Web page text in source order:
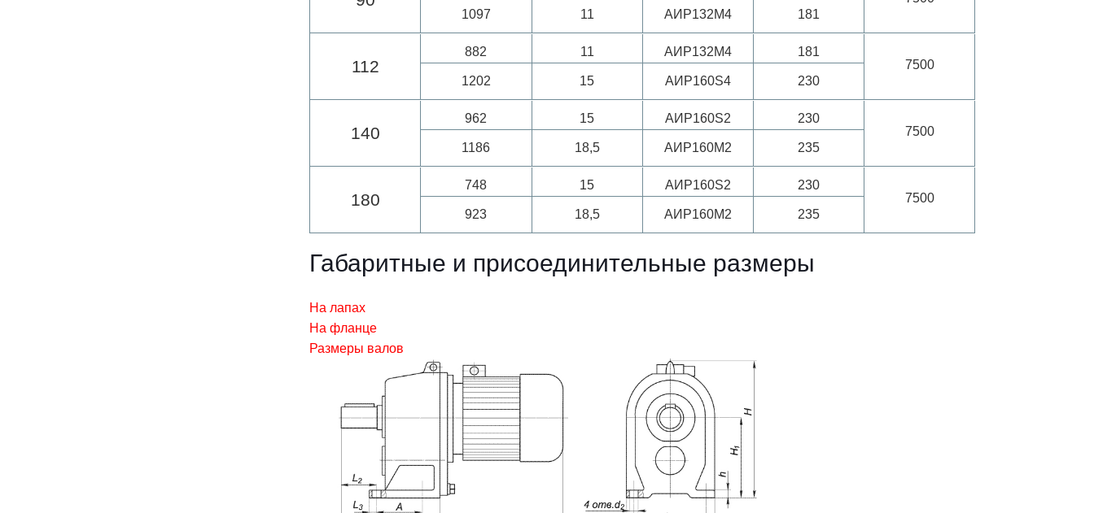
1097 11 АИР132M4 181
112
882
1202
11
15
АИР132M4
АИР160S4
181
230
7500
140
962
1186
15
18,5
АИР160S2
АИР160M2
230
235
7500
180
748
923
15
18,5
АИР160S2
АИР160M2
230
235
7500
Габаритные и присоединительные размеры
На лапах
На фланце
Размеры валов